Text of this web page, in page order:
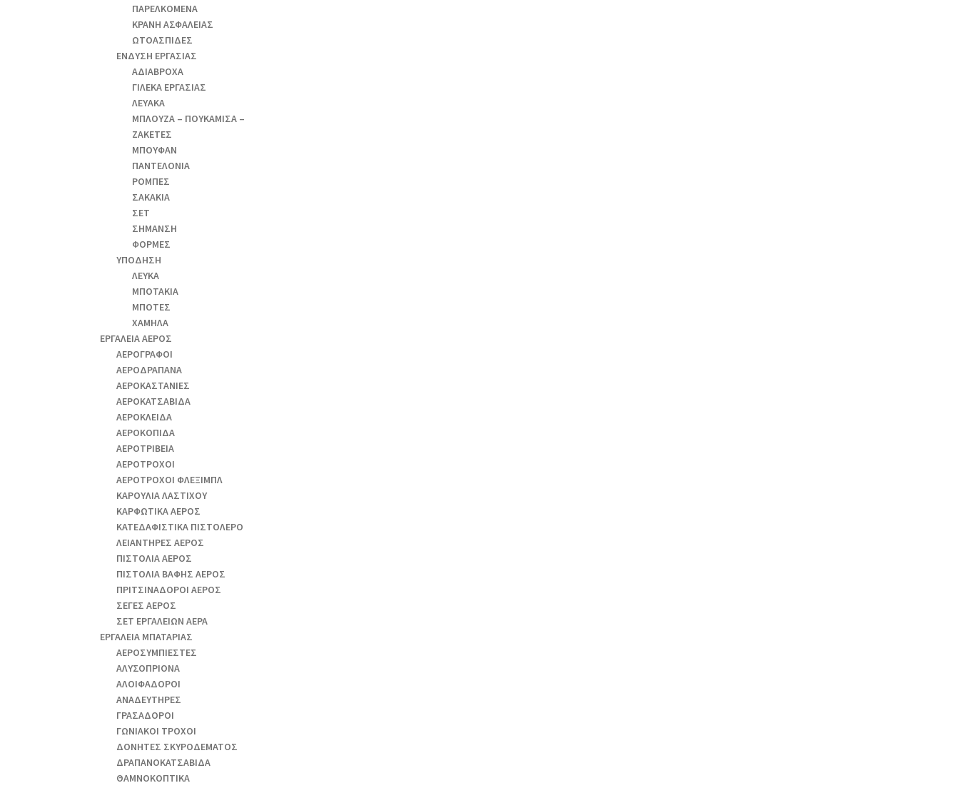
ΠΑΡΕΛΚΟΜΕΝΑ
ΚΡΑΝΗ ΑΣΦΑΛΕΙΑΣ
ΩΤΟΑΣΠΙΔΕΣ
ΕΝΔΥΣΗ ΕΡΓΑΣΙΑΣ
ΑΔΙΑΒΡΟΧΑ
ΓΙΛΕΚΑ ΕΡΓΑΣΙΑΣ
ΛΕΥΑΚΑ
ΜΠΛΟΥΖΑ – ΠΟΥΚΑΜΙΣΑ –
ΖΑΚΕΤΕΣ
ΜΠΟΥΦΑΝ
ΠΑΝΤΕΛΟΝΙΑ
ΡΟΜΠΕΣ
ΣΑΚΑΚΙΑ
ΣΕΤ
ΣΗΜΑΝΣΗ
ΦΟΡΜΕΣ
ΥΠΟΔΗΣΗ
ΛΕΥΚΑ
ΜΠΟΤΑΚΙΑ
ΜΠΟΤΕΣ
ΧΑΜΗΛΑ
ΕΡΓΑΛΕΙΑ ΑΕΡΟΣ
ΑΕΡΟΓΡΑΦΟΙ
ΑΕΡΟΔΡΑΠΑΝA
ΑΕΡΟΚΑΣΤΑΝΙΕΣ
ΑΕΡΟΚΑΤΣΑΒΙΔΑ
ΑΕΡΟΚΛΕΙΔΑ
ΑΕΡΟΚΟΠΙΔΑ
ΑΕΡΟΤΡΙΒΕΙΑ
ΑΕΡΟΤΡΟΧΟΙ
ΑΕΡΟΤΡΟΧΟΙ ΦΛΕΞΙΜΠΛ
ΚΑΡΟΥΛΙΑ ΛΑΣΤΙΧΟΥ
ΚΑΡΦΩΤΙΚΑ ΑΕΡΟΣ
ΚΑΤΕΔΑΦΙΣΤΙΚΑ ΠΙΣΤΟΛΕΡΟ
ΛΕΙΑΝΤΗΡΕΣ ΑΕΡΟΣ
ΠΙΣΤΟΛΙΑ ΑΕΡΟΣ
ΠΙΣΤΟΛΙΑ ΒΑΦΗΣ ΑΕΡΟΣ
ΠΡΙΤΣΙΝΑΔΟΡΟΙ ΑΕΡΟΣ
ΣΕΓΕΣ ΑΕΡΟΣ
ΣΕΤ ΕΡΓΑΛΕΙΩΝ ΑΕΡΑ
ΕΡΓΑΛΕΙΑ ΜΠΑΤΑΡΙΑΣ
AEΡΟΣΥΜΠΙΕΣΤΕΣ
AΛΥΣΟΠΡΙΟΝΑ
ΑΛΟΙΦΑΔOΡΟI
ΑΝΑΔΕΥΤΗΡΕΣ
ΓΡΑΣΑΔΟΡΟΙ
ΓΩΝΙΑΚΟΙ ΤΡΟΧΟΙ
ΔΟΝΗΤΕΣ ΣΚΥΡΟΔΕΜΑΤΟΣ
ΔΡΑΠΑΝΟΚΑΤΣΑΒΙΔΑ
ΘAΜΝΟΚΟΠΤΙΚΑ